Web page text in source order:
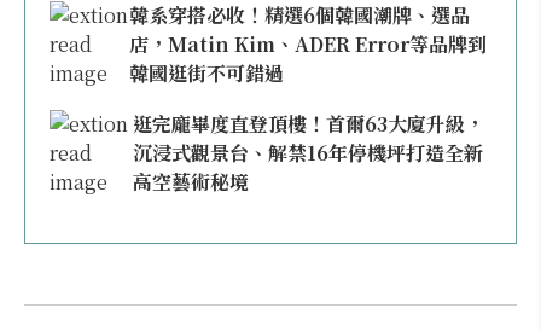
韓系穿搭必收！精選6個韓國潮牌、選品
店，Matin Kim、ADER Error等品牌到
韓國逛街不可錯過
逛完龐畢度直登頂樓！首爾63大廈升級，
沉浸式觀景台、解禁16年停機坪打造全新
高空藝術秘境